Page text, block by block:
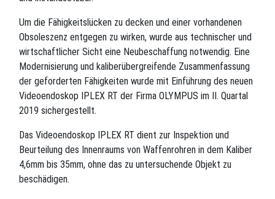
Um die Fähigkeitslücken zu decken und einer vorhandenen
Obsoleszenz entgegen zu wirken, wurde aus technischer und
wirtschaftlicher Sicht eine Neubeschaffung notwendig. Eine
Modernisierung und kaliberübergreifende Zusammenfassung
der geforderten Fähigkeiten wurde mit Einführung des neuen
Videoendoskop IPLEX RT der Firma OLYMPUS im II. Quartal
2019 sichergestellt.
Das Videoendoskop IPLEX RT dient zur Inspektion und
Beurteilung des Innenraums von Waffenrohren in dem Kaliber
4,6mm bis 35mm, ohne das zu untersuchende Objekt zu
beschädigen.